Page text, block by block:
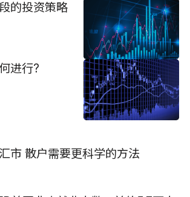
的投资策略
进行?
市 散户需要更科学的方法